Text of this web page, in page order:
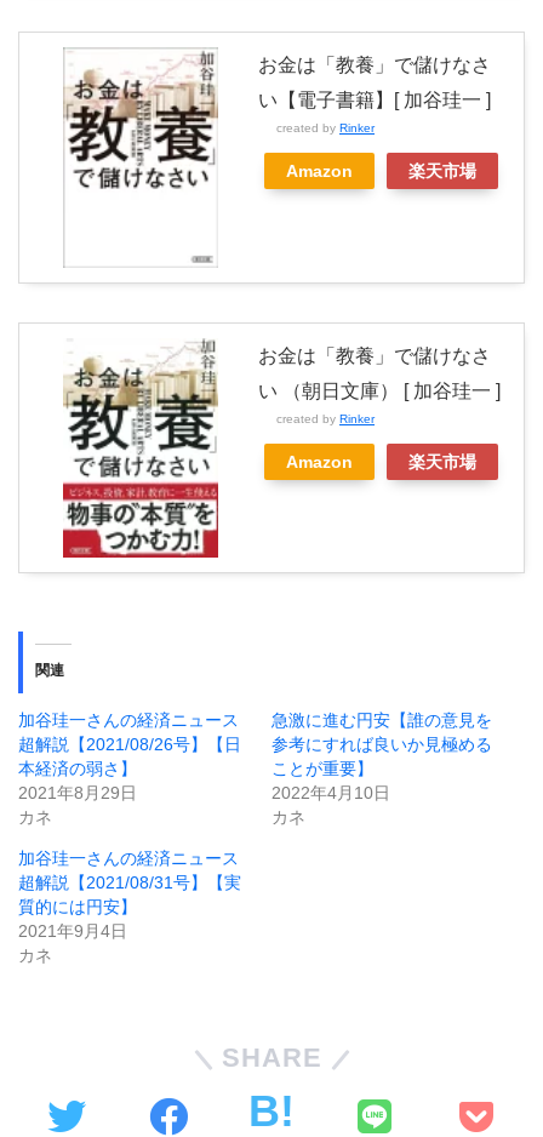
お金は「教養」で儲けなさ
い【電子書籍】[ 加谷珪一 ]
created by Rinker
Amazon 楽天市場
お金は「教養」で儲けなさ
い （朝日文庫） [ 加谷珪一 ]
created by Rinker
Amazon 楽天市場
関連
加谷珪一さんの経済ニュース
超解説【2021/08/26号】【日
本経済の弱さ】
2021年8月29日
カネ
急激に進む円安【誰の意見を
参考にすれば良いか見極める
ことが重要】
2022年4月10日
カネ
加谷珪一さんの経済ニュース
超解説【2021/08/31号】【実
質的には円安】
2021年9月4日
カネ
SHARE